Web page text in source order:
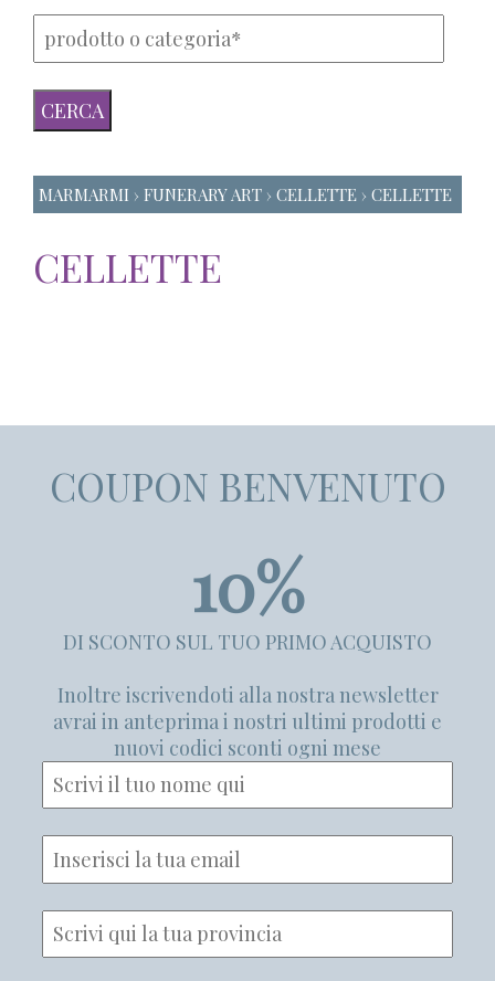
MARMARMI › FUNERARY ART › CELLETTE › CELLETTE
CELLETTE
COUPON BENVENUTO
10%
DI SCONTO SUL TUO PRIMO ACQUISTO
Inoltre iscrivendoti alla nostra newsletter
avrai in anteprima i nostri ultimi prodotti e
nuovi codici sconti ogni mese